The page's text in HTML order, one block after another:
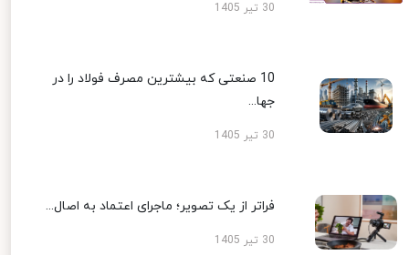
30 تیر 1405
10 صنعتی که بیشترین مصرف فولاد را در
جها...
30 تیر 1405
فراتر از یک تصویر؛ ماجرای اعتماد به اصال...
30 تیر 1405